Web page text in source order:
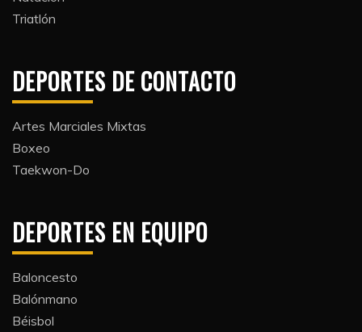
Triatlón​
DEPORTES DE CONTACTO
Artes Marciales Mixtas
Boxeo
Taekwon-Do
DEPORTES EN EQUIPO
Baloncesto
Balónmano
Béisbol